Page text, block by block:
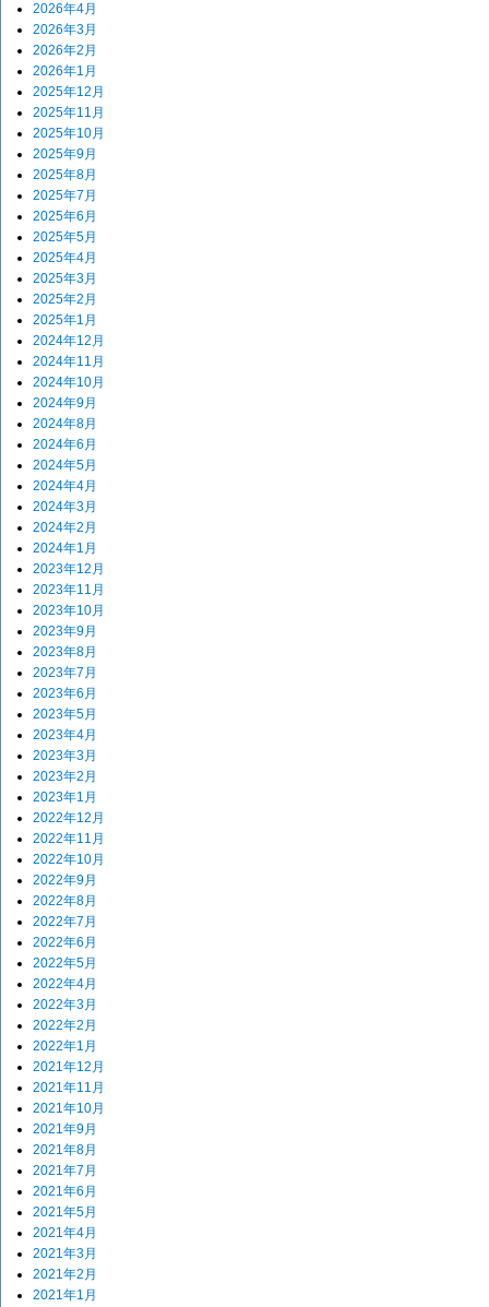
2026年4月
2026年3月
2026年2月
2026年1月
2025年12月
2025年11月
2025年10月
2025年9月
2025年8月
2025年7月
2025年6月
2025年5月
2025年4月
2025年3月
2025年2月
2025年1月
2024年12月
2024年11月
2024年10月
2024年9月
2024年8月
2024年6月
2024年5月
2024年4月
2024年3月
2024年2月
2024年1月
2023年12月
2023年11月
2023年10月
2023年9月
2023年8月
2023年7月
2023年6月
2023年5月
2023年4月
2023年3月
2023年2月
2023年1月
2022年12月
2022年11月
2022年10月
2022年9月
2022年8月
2022年7月
2022年6月
2022年5月
2022年4月
2022年3月
2022年2月
2022年1月
2021年12月
2021年11月
2021年10月
2021年9月
2021年8月
2021年7月
2021年6月
2021年5月
2021年4月
2021年3月
2021年2月
2021年1月